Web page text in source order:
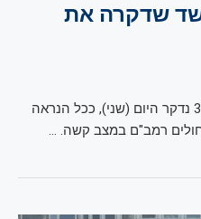
שדקרה את
אלימות במשפחה: גבר כבן 30 נדקר היום (שני), ככל הנראה
רמב"ם במצב קשה. …